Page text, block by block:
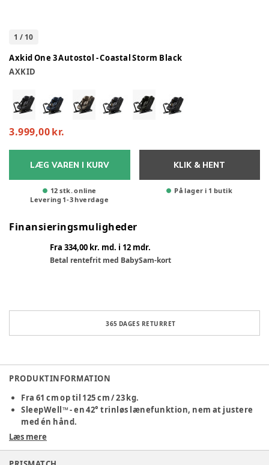
1 / 10
Axkid One 3 Autostol - Coastal Storm Black
AXKID
3.999,00 kr.
LÆG VAREN I KURV
12 stk. online
Levering 1-3hverdage
KLIK & HENT
På lager i 1 butik
Finansieringsmuligheder
Fra 334,00 kr. md. i 12 mdr.
Betal rentefrit med BabySam-kort
365 DAGES RETURRET
PRODUKTINFORMATION
Fra 61 cm op til 125 cm / 23 kg.
SleepWell™ - en 42° trinløs lænefunktion, nem at justere
med én hånd.
Praktiske funktioner for hele familien.
Læs mere